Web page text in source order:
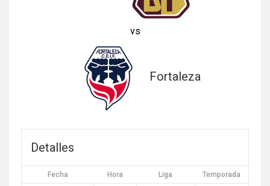
vs
Fortaleza
Detalles
Fecha Hora Liga Temporada